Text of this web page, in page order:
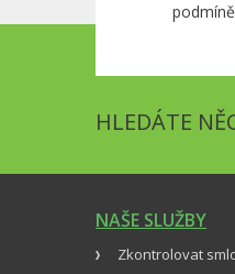
HLEDÁTE
NAŠE SLUŽBY
Zkontrolovat